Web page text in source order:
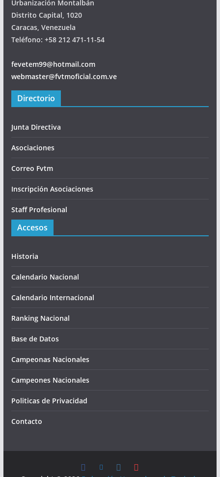
Urbanización Montalbán
Distrito Capital, 1020
Caracas, Venezuela
Teléfono: +58 212 471-11-54
fevetem99@hotmail.com
webmaster@fvtmoficial.com.ve
Directorio
Junta Directiva
Asociaciones
Correo Fvtm
Inscripción Asociaciones
Staff Profesional
Accesos
Historia
Calendario Nacional
Calendario Internacional
Ranking Nacional
Base de Datos
Campeonas Nacionales
Campeones Nacionales
Politicas de Privacidad
Contacto